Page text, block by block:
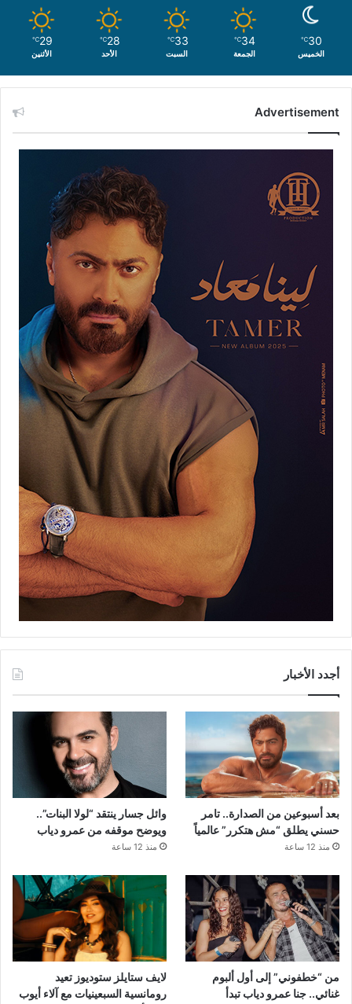
30
℃
الخميس
34
℃
الجمعة
33
℃
السبت
28
℃
الأحد
29
℃
الأثنين
Advertisement
أجدد الأخبار
بعد أسبوعين من الصدارة.. تامر
حسني يطلق “مش هتكرر” عالمياً
منذ 12 ساعة
وائل جسار ينتقد “لولا البنات”..
ويوضح موقفه من عمرو دياب
منذ 12 ساعة
من “خطفوني” إلى أول ألبوم
غنائي.. جنا عمرو دياب تبدأ
لايف ستايلز ستوديوز تعيد
رومانسية السبعينيات مع آلاء أيوب